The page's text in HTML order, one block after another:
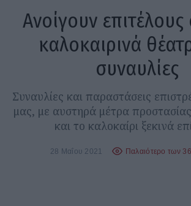
Ανοίγουν
καλοκαιρινά
συναυλίες
Συναυλίες και παραστάσεις
μας, με αυστηρά μέτρα
και το καλοκαίρι ξεκινά
28 Μαΐου 2021 Παλαιότερο των